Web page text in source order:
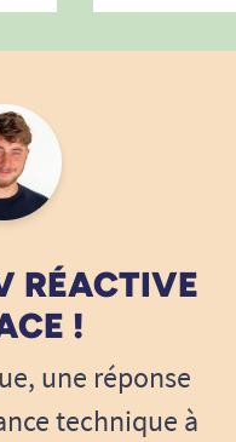
RÉACTIVE
!
une réponse
technique à